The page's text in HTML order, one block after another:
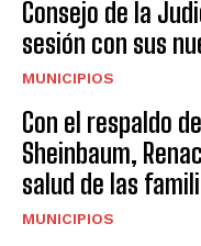
Consejo de la
sesión con sus
MUNICIPIOS
Con el respaldo
Sheinbaum,
salud de las
MUNICIPIOS